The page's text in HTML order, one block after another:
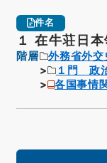
件名
１ 在牛荘日
階層 外務省外交
１門 政
各国事情